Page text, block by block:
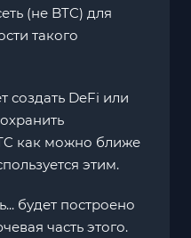
(не BTC) для
такого
создать DeFi или
как можно ближе
этим.
будет построено
часть этого.